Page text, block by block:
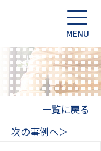
一覧に戻る
次の事例へ＞